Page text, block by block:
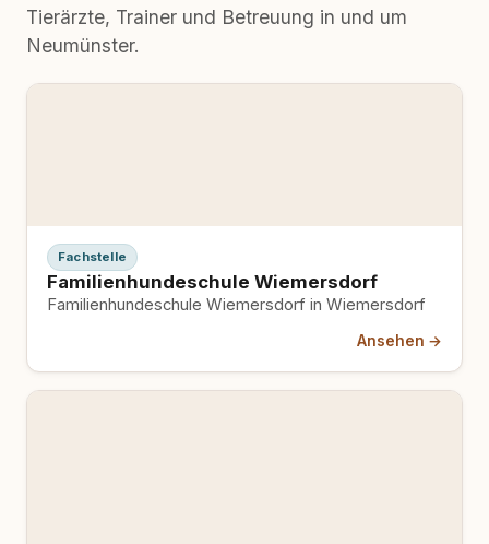
Tierärzte, Trainer und Betreuung in und um
Neumünster.
Fachstelle
Familienhundeschule Wiemersdorf
Familienhundeschule Wiemersdorf in Wiemersdorf
Ansehen →